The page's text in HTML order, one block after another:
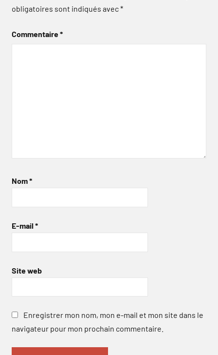
obligatoires sont indiqués avec*
Commentaire*
Nom*
E-mail *
Site web
Enregistrer mon nom, mon e-mail et mon site dans le
navigateur pour mon prochain commentaire.